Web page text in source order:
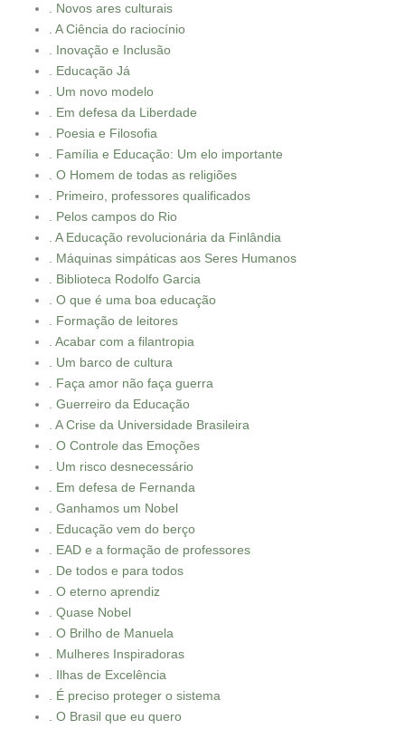
. Novos ares culturais
. A Ciência do raciocínio
. Inovação e Inclusão
. Educação Já
. Um novo modelo
. Em defesa da Liberdade
. Poesia e Filosofia
. Família e Educação: Um elo importante
. O Homem de todas as religiões
. Primeiro, professores qualificados
. Pelos campos do Rio
. A Educação revolucionária da Finlândia
. Máquinas simpáticas aos Seres Humanos
. Biblioteca Rodolfo Garcia
. O que é uma boa educação
. Formação de leitores
. Acabar com a filantropia
. Um barco de cultura
. Faça amor não faça guerra
. Guerreiro da Educação
. A Crise da Universidade Brasileira
. O Controle das Emoções
. Um risco desnecessário
. Em defesa de Fernanda
. Ganhamos um Nobel
. Educação vem do berço
. EAD e a formação de professores
. De todos e para todos
. O eterno aprendiz
. Quase Nobel
. O Brilho de Manuela
. Mulheres Inspiradoras
. Ilhas de Excelência
. É preciso proteger o sistema
. O Brasil que eu quero